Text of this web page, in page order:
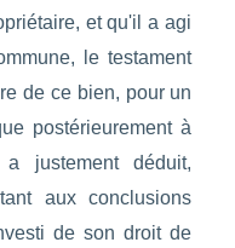
et qu'il a agi
le testament
de ce bien, pour un
postérieurement à
justement déduit,
aux conclusions
de son droit de